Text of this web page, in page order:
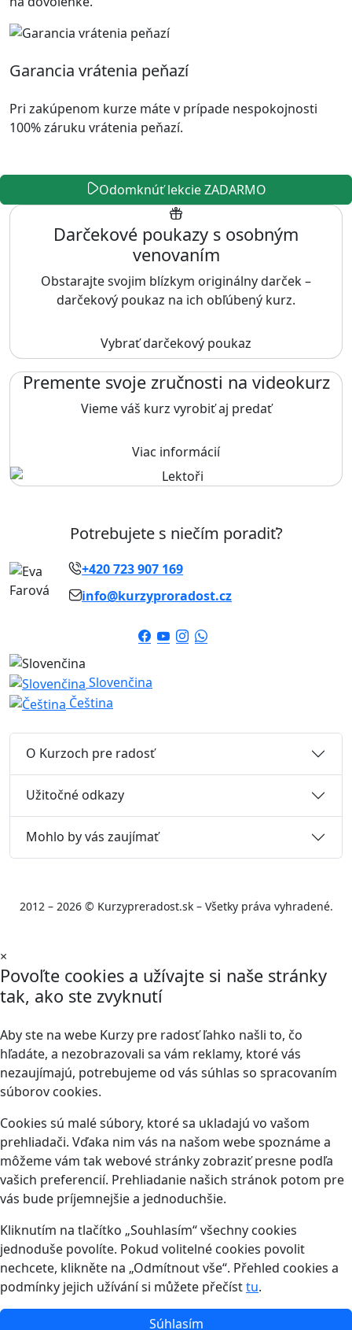
Garancia vrátenia peňazí
Pri zakúpenom kurze máte v prípade nespokojnosti
100% záruku vrátenia peňazí.
Odomknúť lekcie ZADARMO
Darčekové poukazy s osobným
venovaním
Obstarajte svojim blízkym originálny darček –
darčekový poukaz na ich obľúbený kurz.
Vybrať darčekový poukaz
Premente svoje zručnosti na videokurz
Vieme váš kurz vyrobiť aj predať
Viac informácií
Potrebujete s niečím poradiť?
+420 723 907 169
info@kurzyproradost.cz
Slovenčina
Čeština
O Kurzoch pre radosť
Užitočné odkazy
Mohlo by vás zaujímať
2012 – 2026 © Kurzypreradost.sk – Všetky práva vyhradené.
×
Povoľte cookies a užívajte si naše stránky
tak, ako ste zvyknutí
Aby ste na webe Kurzy pre radosť ľahko našli to, čo
hľadáte, a nezobrazovali sa vám reklamy, ktoré vás
nezaujímajú, potrebujeme od vás súhlas so spracovaním
súborov cookies.
Cookies sú malé súbory, ktoré sa ukladajú vo vašom
prehliadači. Vďaka nim vás na našom webe spoznáme a
môžeme vám tak webové stránky zobraziť presne podľa
vašich preferencií. Prehliadanie našich stránok potom pre
vás bude príjemnejšie a jednoduchšie.
Kliknutím na tlačítko „Souhlasím“ všechny cookies
jednoduše povolíte. Pokud volitelné cookies povolit
nechcete, klikněte na „Odmítnout vše“. Přehled cookies a
podmínky jejich užívání si můžete přečísttu.
Súhlasím